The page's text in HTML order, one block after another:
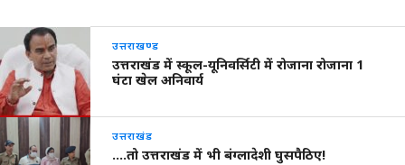
उत्तराखण्ड
उत्तराखंड में स्कूल-यूनिवर्सिटी में रोजाना रोजाना 1
घंटा खेल अनिवार्य
उत्तराखंड
….तो उत्तराखंड में भी बंग्लादेशी घुसपैठिए!